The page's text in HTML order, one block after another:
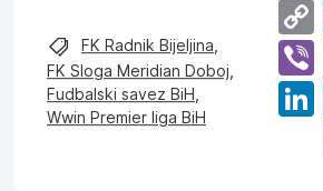
FK Radnik Bijeljina
FK Sloga Meridian Doboj
Fudbalski savez BiH
Wwin Premier liga BiH